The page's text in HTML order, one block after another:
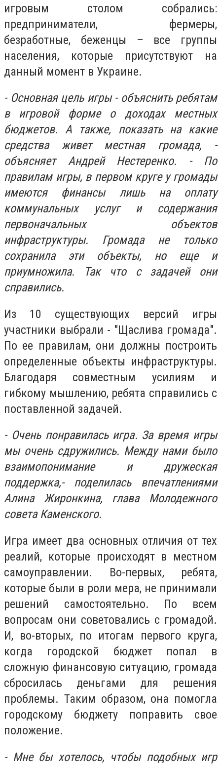
игровым столом собрались:
предприниматели, фермеры,
безработные, беженцы – все группы
населения, которые присутствуют на
данный момент в Украине.
- Основная цель игры - объяснить ребятам
в игровой форме о доходах местных
бюджетов. А также, показать на какие
средства живет местная громада, -
объясняет Андрей Нестеренко. - По
правилам игры, в первом круге у громады
имеются финансы лишь на оплату
коммунальных услуг и содержания
первоначальных объектов
инфраструктуры. Громада не только
сохранила эти объекты, но еще и
приумножила. Так что с задачей они
справились.
Из 10 существующих версий игры
участники выбрали - "Щаслива громада".
По ее правилам, они должны построить
определенные объекты инфраструктуры.
Благодаря совместным усилиям и
гибкому мышлению, ребята справились с
поставленной задачей.
- Очень понравилась игра. За время игры
мы очень сдружились. Между нами было
взаимопонимание и дружеская
поддержка,- поделилась впечатлениями
Алина Жиронкина, глава Молодежного
совета Каменского.
Игра имеет два основных отличия от тех
реалий, которые происходят в местном
самоуправлении. Во-первых, ребята,
которые были в роли мера, не принимали
решений самостоятельно. По всем
вопросам они советовались с громадой.
И, во-вторых, по итогам первого круга,
когда городской бюджет попал в
сложную финансовую ситуацию, громада
сбросилась деньгами для решения
проблемы. Таким образом, она помогла
городскому бюджету поправить свое
положение.
- Мне бы хотелось, чтобы подобных игр